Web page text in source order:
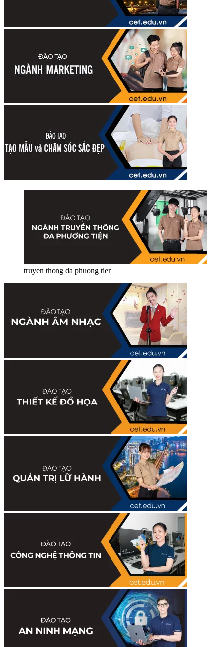
truyen thong da phuong tien